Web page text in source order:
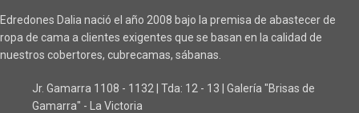
Edredones Dalia nació el año 2008 bajo la premisa de abastecer de
ropa de cama a clientes exigentes que se basan en la calidad de
nuestros cobertores, cubrecamas, sábanas.
Jr. Gamarra 1108 - 1132 | Tda: 12 - 13 | Galería "Brisas de
Gamarra" - La Victoria